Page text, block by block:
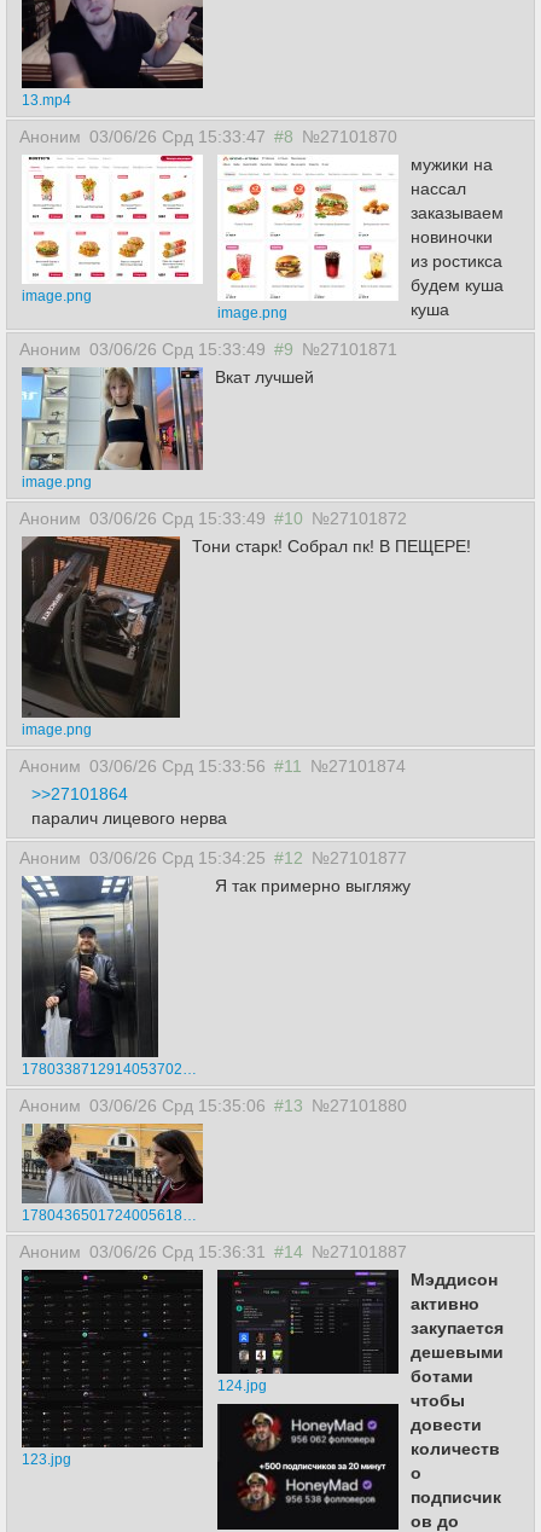
13.mp4
Аноним 03/06/26 Срд 15:33:47 #8 №27101870
image.png
image.png
мужики на
нассал
заказываем
новиночки
из ростикса
будем куша
куша
Аноним 03/06/26 Срд 15:33:49 #9 №27101871
image.png
Вкат лучшей
Аноним 03/06/26 Срд 15:33:49 #10 №27101872
image.png
Тони старк! Собрал пк! В ПЕЩЕРЕ!
Аноним 03/06/26 Срд 15:33:56 #11
№27101874
>>27101864
паралич лицевого нерва
Аноним 03/06/26 Срд 15:34:25 #12 №27101877
17803387129140537025.png
Я так примерно выгляжу
Аноним 03/06/26 Срд 15:35:06 #13 №27101880
17804365017240056185.png
Аноним 03/06/26 Срд 15:36:31 #14 №27101887
123.jpg
124.jpg
Мэддисон
активно
закупается
дешевыми
ботами
чтобы
довести
количеств
о
подписчик
ов до